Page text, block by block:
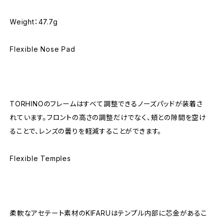
Weight：47.7g
Flexible Nose Pad
TORHINOのフレームはすべて調整できるノーズパッドが装着さ
れています。フロントの高さの調整だけでなく、頬との隙間を空け
ることで、レンズの曇りを軽減することができます。
Flexible Temples
柔軟なアセテート素材のKIFARUはテンプル内部に芯金があるこ